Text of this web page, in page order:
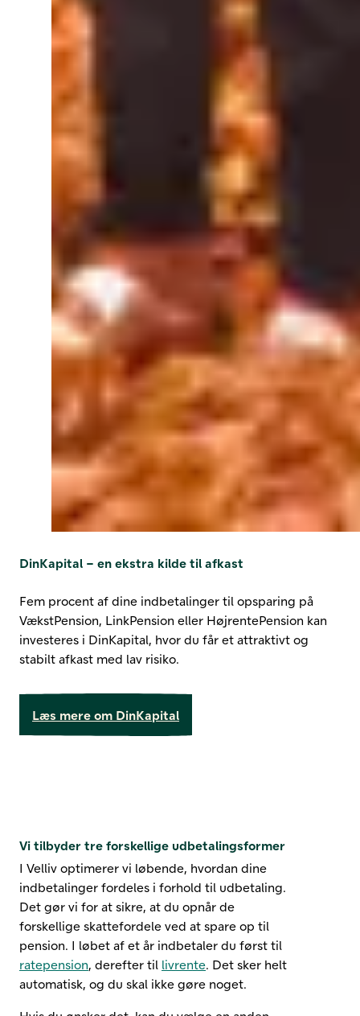
DinKapital – en ekstra kilde til afkast
Fem procent af dine indbetalinger til opsparing på
VækstPension, LinkPension eller HøjrentePension kan
investeres i DinKapital, hvor du får et attraktivt og
stabilt afkast med lav risiko.
Læs mere om DinKapital
Vi tilbyder tre forskellige udbetalingsformer
I Velliv optimerer vi løbende, hvordan dine
indbetalinger fordeles i forhold til udbetaling.
Det gør vi for at sikre, at du opnår de
forskellige skattefordele ved at spare op til
pension. I løbet af et år indbetaler du først til
ratepension, derefter til livrente. Det sker helt
automatisk, og du skal ikke gøre noget.